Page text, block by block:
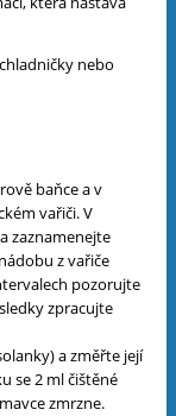
nebo
baňce a v
vařiči. V
zaznamenejte
z vařiče
pozorujte
zpracujte
a změřte její
se 2 ml čištěné
zmrzne.